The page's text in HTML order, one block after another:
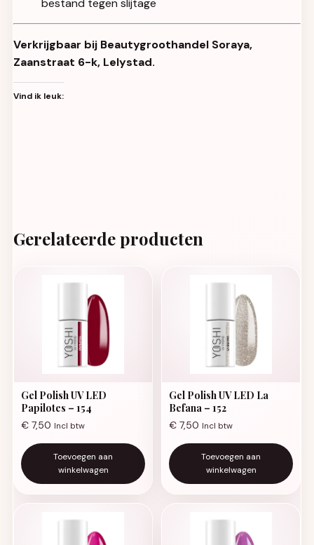
bestand tegen slijtage
Verkrijgbaar bij Beautygroothandel Soraya,
Zaanstraat 6-k, Lelystad.
Vind ik leuk:
Gerelateerde producten
Gel Polish UV LED
Papilotes – 154
€ 7,50 Incl btw
Toevoegen aan
winkelwagen
Gel Polish UV LED La
Befana – 152
€ 7,50 Incl btw
Toevoegen aan
winkelwagen